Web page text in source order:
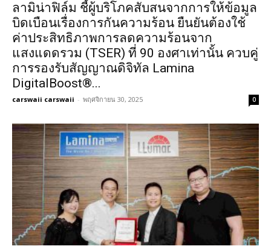
ลามิน่าฟิล์ม ชี้ผู้บริโภคสับสนจากการให้ข้อมูล
บิดเบือนเรื่องการกันความร้อน ยืนยันต้องใช้
ค่าประสิทธิภาพการลดความร้อนจาก
แสงแดดรวม (TSER) ที่ 90 องศาเท่านั้น ควบคู่
การรองรับสัญญาณดิจิทัล Lamina
DigitalBoost®...
carswaii carswaii - พฤศจิกายน 30, 2025 0